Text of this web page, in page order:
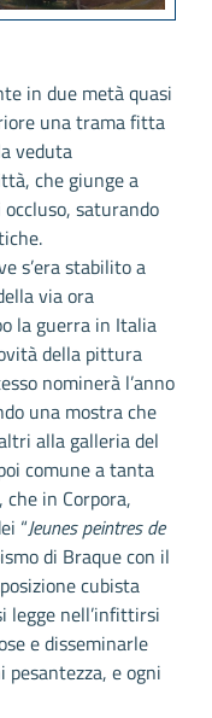
in due metà quasi
una trama fitta
veduta
che giunge a
saturando
s’era stabilito a
via ora
la guerra in Italia
della pittura
nominerà l’anno
una mostra che
alla galleria del
comune a tanta
in Corpora,
“Jeunes peintres de
di Braque con il
cubista
legge nell’infittirsi
e disseminarle
e ogni